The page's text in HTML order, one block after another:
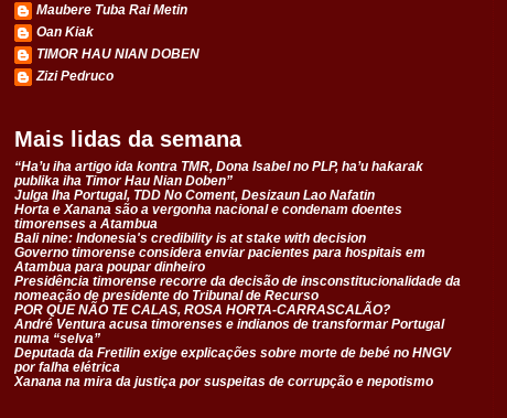
Maubere Tuba Rai Metin
Oan Kiak
TIMOR HAU NIAN DOBEN
Zizi Pedruco
Mais lidas da semana
“Ha’u iha artigo ida kontra TMR, Dona Isabel no PLP, ha’u hakarak
publika iha Timor Hau Nian Doben”
Julga Iha Portugal, TDD No Coment, Desizaun Lao Nafatin
Horta e Xanana são a vergonha nacional e condenam doentes
timorenses a Atambua
Bali nine: Indonesia's credibility is at stake with decision
Governo timorense considera enviar pacientes para hospitais em
Atambua para poupar dinheiro
Presidência timorense recorre da decisão de insconstitucionalidade da
nomeação de presidente do Tribunal de Recurso
POR QUE NÃO TE CALAS, ROSA HORTA-CARRASCALÃO?
André Ventura acusa timorenses e indianos de transformar Portugal
numa “selva”
Deputada da Fretilin exige explicações sobre morte de bebé no HNGV
por falha elétrica
Xanana na mira da justiça por suspeitas de corrupção e nepotismo